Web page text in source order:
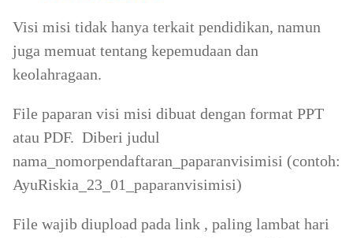
Visi misi tidak hanya terkait pendidikan, namun
juga memuat tentang kepemudaan dan
keolahragaan.
File paparan visi misi dibuat dengan format PPT
atau PDF. Diberi judul
nama_nomorpendaftaran_paparanvisimisi (contoh:
AyuRiskia_23_01_paparanvisimisi)
File wajib diupload pada link , paling lambat hari